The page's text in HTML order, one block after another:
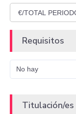
Requisitos
No hay
Titulación/es